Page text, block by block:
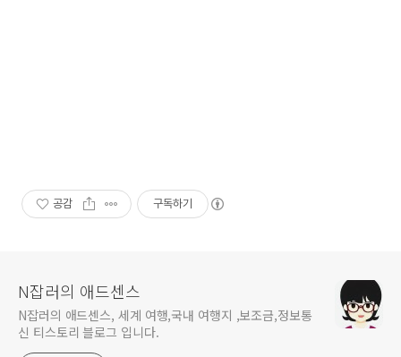
공감 구독하기
N잡러의 애드센스
N잡러의 애드센스, 세계 여행,국내 여행지 ,보조금,정보통
신 티스토리 블로그 입니다.